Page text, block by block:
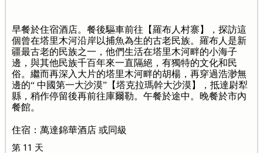
早餐於住宿酒店。餐後驅車前往【羅布人村寨】，探訪這
個曾在塔里木河沿岸以捕魚為生的古老民族。羅布人是新
疆最古老的民族之一，他們生活在塔里木河畔的小海子
邊，與其他民族千百年來一直隔絕，有獨特的文化和民
俗。繼而再深入大片的塔里木河畔的胡楊，再穿過浩渺無
邊的“ 中國第一大沙漠”【塔克拉瑪幹大沙漠】，抵達尉犁
縣，稍作停留後再前往庫爾勒。午餐於途中。晚餐於市內
餐館。
住宿：萬達錦華酒店 或同級
第 11 天